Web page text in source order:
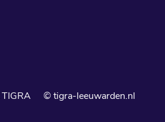
TIGRA © tigra-leeuwarden.nl